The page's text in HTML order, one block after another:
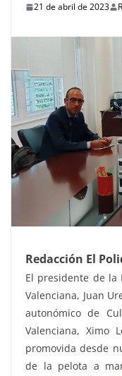
21 de abril de 2023
Redacción El
El presidente de la
Valenciana, Juan
autonómico de
Valenciana, Ximo
promovida desde
de la pelota a